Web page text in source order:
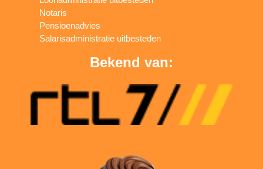
Notaris
Pensioenadvies
Salarisadministratie uitbesteden
Bekend van: